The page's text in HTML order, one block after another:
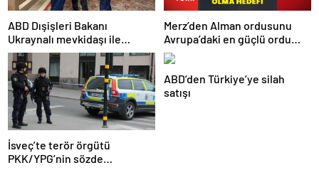
ABD Dışişleri Bakanı
Ukraynalı mevkidaşı ile
görüştü
Merz’den Alman ordusunu
Avrupa’daki en güçlü ordu
yapma hedefi
İsveç’te terör örgütü
PKK/YPG’nin sözde
ABD’den Türkiye’ye silah
satışı